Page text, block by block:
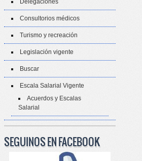
Delegaciones
Consultorios médicos
Turismo y recreación
Legislación vigente
Buscar
Escala Salarial Vigente
Acuerdos y Escalas
Salarial
SEGUINOS EN FACEBOOK